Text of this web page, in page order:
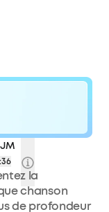
la
chanson
de profondeur